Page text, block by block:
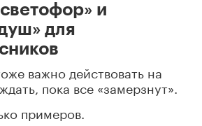
и
для
важно действовать на
пока все «замерзнут».
примеров.